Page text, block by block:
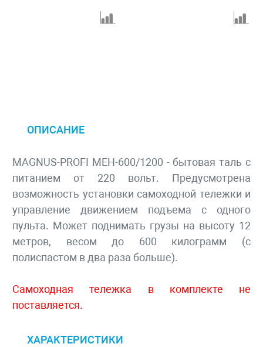
ОПИСАНИЕ
MAGNUS-PROFI МЕН-600/1200 - бытовая таль с
питанием от 220 вольт. Предусмотрена
возможность установки самоходной тележки и
управление движением подъема с одного
пульта. Может поднимать грузы на высоту 12
метров, весом до 600 килограмм (с
полиспастом в два раза больше).
Самоходная тележка в комплекте не
поставляется.
ХАРАКТЕРИСТИКИ